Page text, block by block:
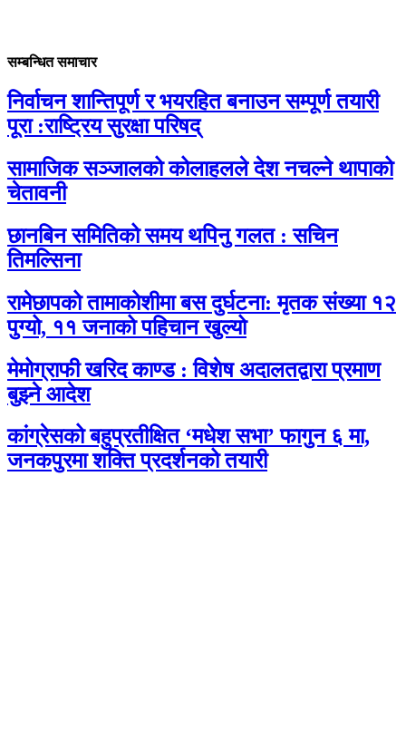
सम्बन्धित समाचार
निर्वाचन शान्तिपूर्ण र भयरहित बनाउन सम्पूर्ण तयारी
पूरा :राष्ट्रिय सुरक्षा परिषद्
सामाजिक सञ्जालको कोलाहलले देश नचल्ने थापाको
चेतावनी
छानबिन समितिको समय थपिनु गलत : सचिन
तिमल्सिना
रामेछापको तामाकोशीमा बस दुर्घटना: मृतक संख्या १२
पुग्यो, ११ जनाको पहिचान खुल्यो
मेमोग्राफी खरिद काण्ड : विशेष अदालतद्वारा प्रमाण
बुझ्ने आदेश
कांग्रेसको बहुप्रतीक्षित ‘मधेश सभा’ फागुन ६ मा,
जनकपुरमा शक्ति प्रदर्शनको तयारी